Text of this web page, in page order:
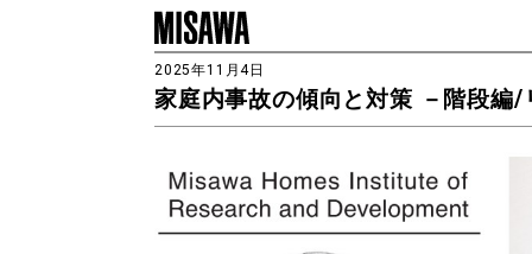
2025年11月4日
家庭内事故の傾向と対策 －階段編/